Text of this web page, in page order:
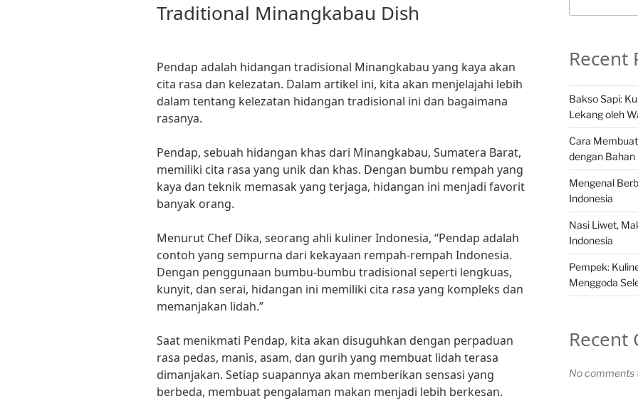
Traditional Minangkabau Dish
Pendap adalah hidangan tradisional Minangkabau yang kaya akan
cita rasa dan kelezatan. Dalam artikel ini, kita akan menjelajahi lebih
dalam tentang kelezatan hidangan tradisional ini dan bagaimana
rasanya.
Pendap, sebuah hidangan khas dari Minangkabau, Sumatera Barat,
memiliki cita rasa yang unik dan khas. Dengan bumbu rempah yang
kaya dan teknik memasak yang terjaga, hidangan ini menjadi favorit
banyak orang.
Menurut Chef Dika, seorang ahli kuliner Indonesia, “Pendap adalah
contoh yang sempurna dari kekayaan rempah-rempah Indonesia.
Dengan penggunaan bumbu-bumbu tradisional seperti lengkuas,
kunyit, dan serai, hidangan ini memiliki cita rasa yang kompleks dan
memanjakan lidah.”
Saat menikmati Pendap, kita akan disuguhkan dengan perpaduan
rasa pedas, manis, asam, dan gurih yang membuat lidah terasa
dimanjakan. Setiap suapannya akan memberikan sensasi yang
berbeda, membuat pengalaman makan menjadi lebih berkesan.
Recent
Bakso Sapi:
Lekang oleh
Cara
dengan Bahan
Mengenal
Indonesia
Nasi Liwet,
Indonesia
Pempek:
Menggoda
Recent
No comments